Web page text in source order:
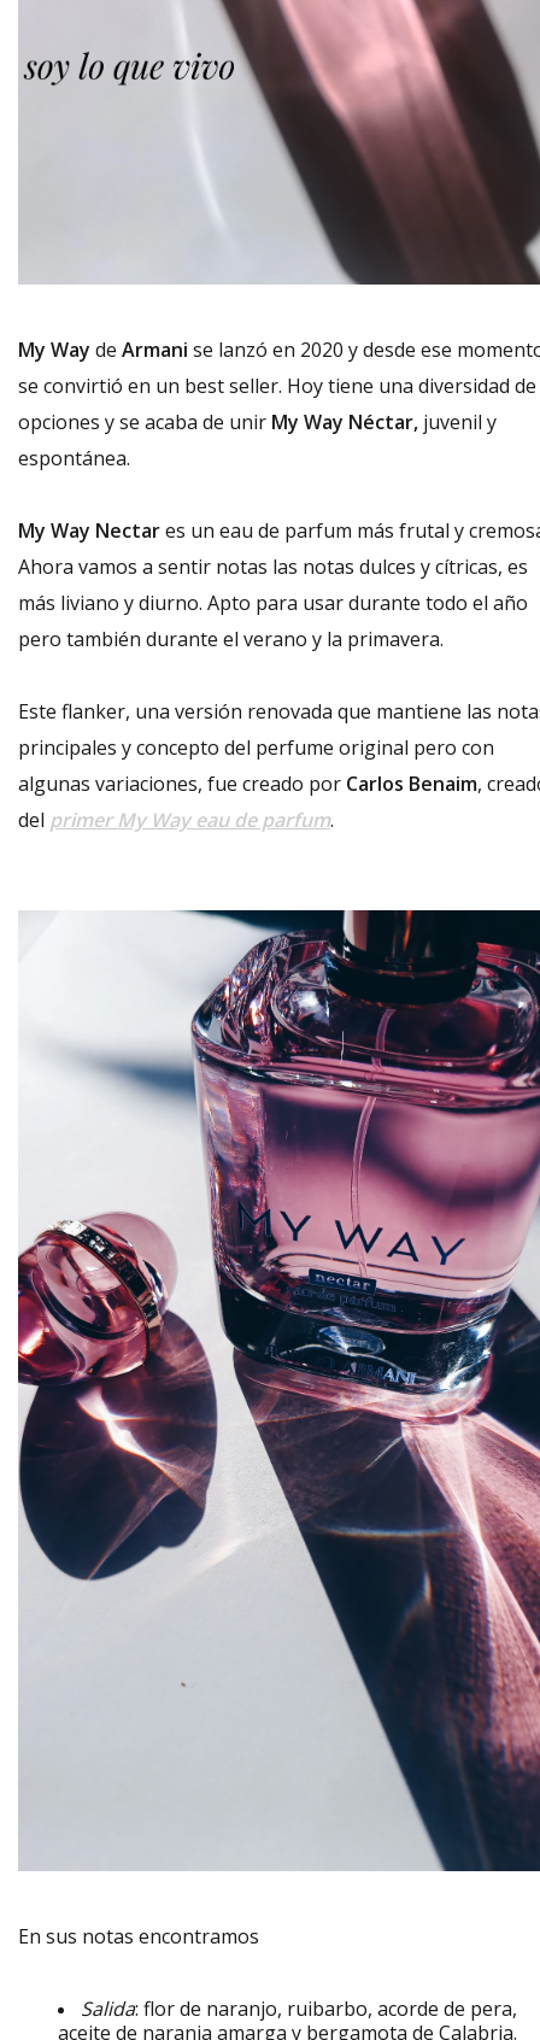
My Way de Armani se lanzó en 2020 y desde ese
se convirtió en un best seller. Hoy tiene una diversidad de
opciones y se acaba de unir My Way Néctar, juvenil y
espontánea.
My Way Nectares un eau de parfum más frutal y
Ahora vamos a sentir notas las notas dulces y cítricas, es
más liviano y diurno. Apto para usar durante todo el año
pero también durante el verano y la primavera.
Este flanker, una versión renovada que mantiene las
principales y concepto del perfume original pero con
algunas variaciones, fue creado por Carlos Benaim,
del primer My Way eau de parfum.
En sus notas encontramos
Salida: flor de naranjo, ruibarbo, acorde de pera,
aceite de naranja amarga y bergamota de Calabria.